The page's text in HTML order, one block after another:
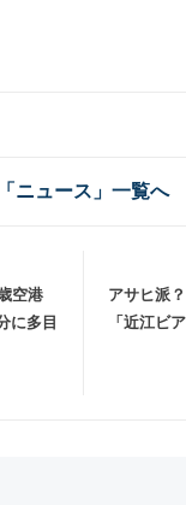
「ニュース」一覧へ
空港
に多目
アサヒ派
「近江ビ